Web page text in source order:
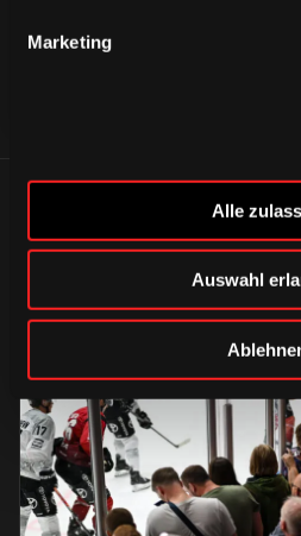
Marketing
Alle
Auswahl
ÄHNLICHE NEWS